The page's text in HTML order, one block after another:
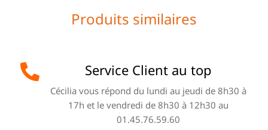
Produits similaires
Service Client au top
Cécilia vous répond du lundi au jeudi de 8h30 à
17h et le vendredi de 8h30 à 12h30 au
01.45.76.59.60